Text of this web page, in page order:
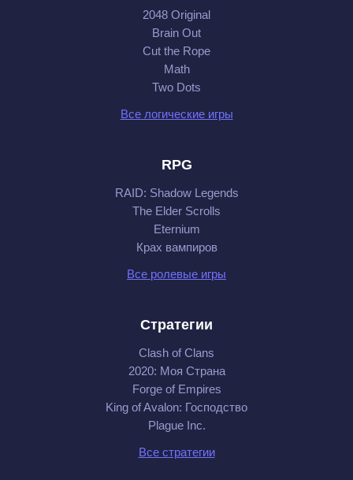
2048 Original
Brain Out
Cut the Rope
Math
Two Dots
Все логические игры
RPG
RAID: Shadow Legends
The Elder Scrolls
Eternium
Крах вампиров
Все ролевые игры
Стратегии
Clash of Clans
2020: Моя Cтрана
Forge of Empires
King of Avalon: Господство
Plague Inc.
Все стратегии